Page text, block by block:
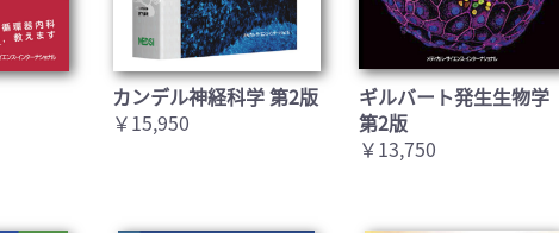
カンデル神経科学 第2版
￥15,950
ギルバート発生生物学
第2版
￥13,750